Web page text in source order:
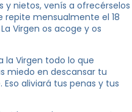
y nietos, venís a ofrecérselos
repite mensualmente el 18
Virgen os acoge y os
la Virgen todo lo que
miedo en descansar tu
aliviará tus penas y tus